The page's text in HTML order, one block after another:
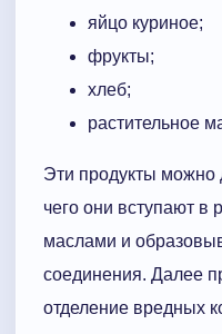
яйцо куриное;
фрукты;
хлеб;
растительное
Эти продукты можно
чего они вступают
маслами и
соединения. Далее
отделение вредных